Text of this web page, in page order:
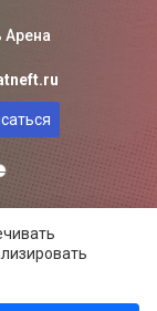
Арена